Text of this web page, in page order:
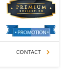
CONTACT